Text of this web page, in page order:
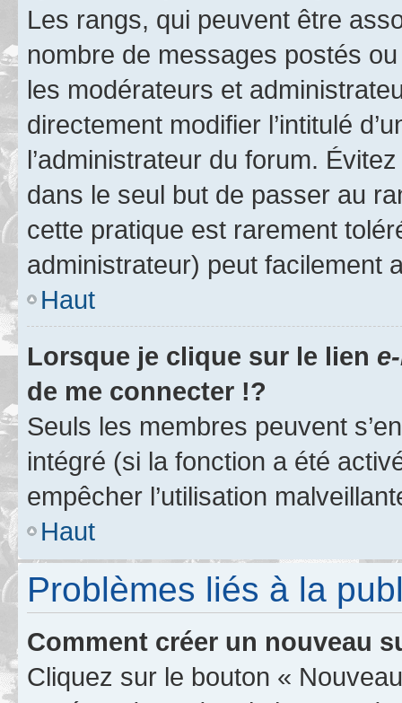
Les rangs, qui peuvent être
nombre de messages postés
les modérateurs et
directement modifier l’intitulé
l’administrateur du forum.
dans le seul but de passer au
cette pratique est rarement
administrateur) peut facilement
Haut
Lorsque je clique sur le lien
de me connecter !?
Seuls les membres peuvent
intégré (si la fonction a été
empêcher l’utilisation
Haut
Problèmes liés à la
Comment créer un nouveau
Cliquez sur le bouton «